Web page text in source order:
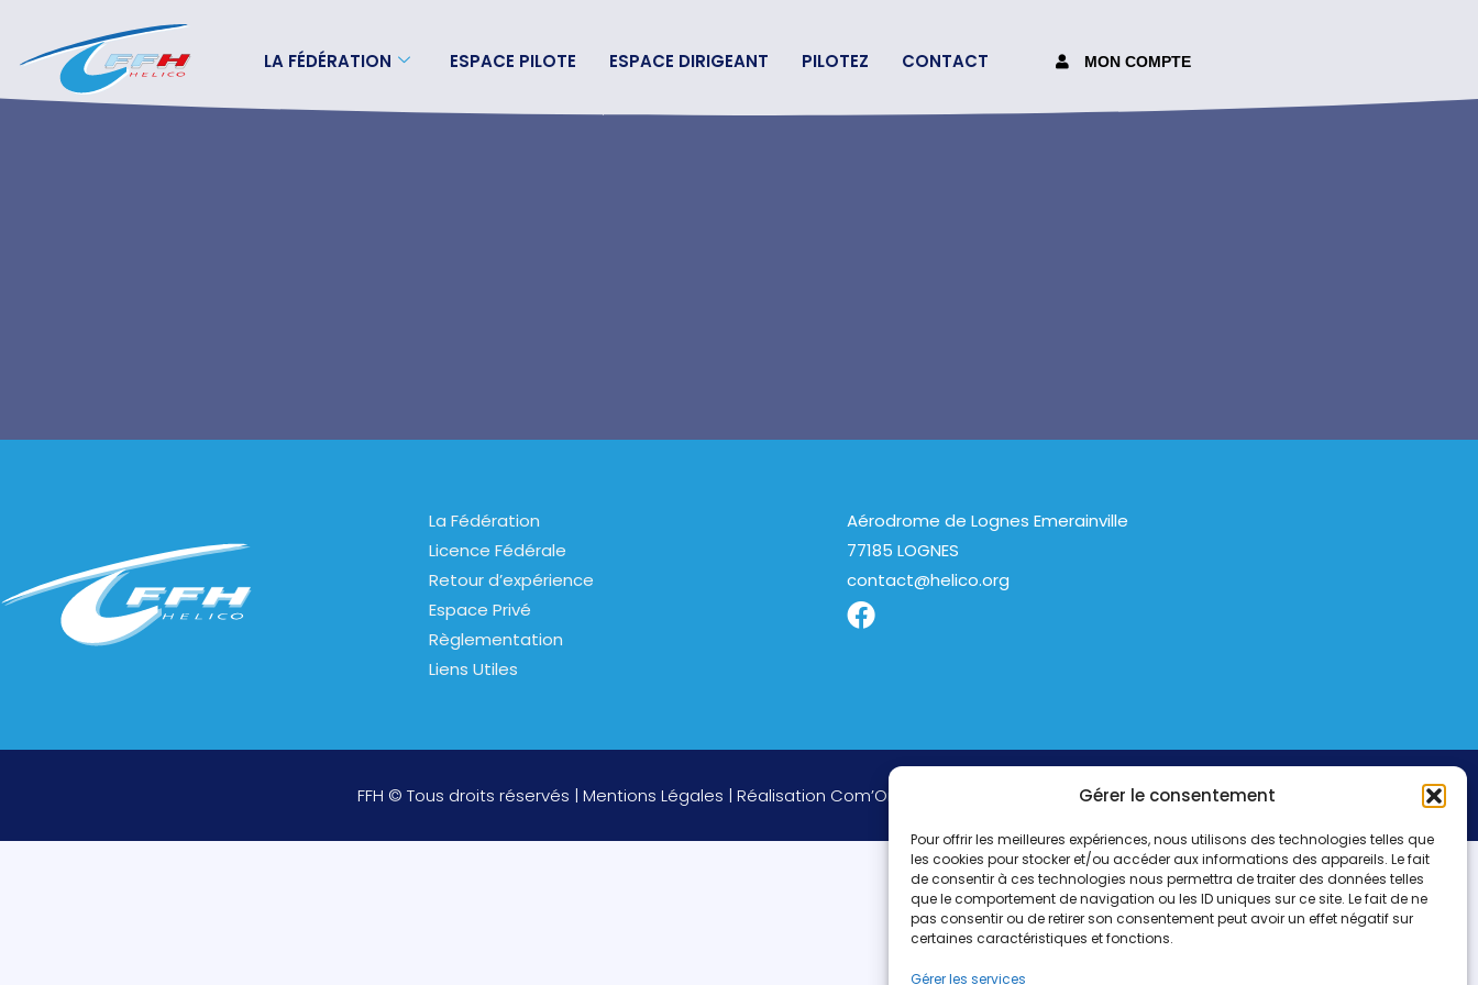
Gérer le consentement
Pour offrir les meilleures expériences, nous utilisons des technologies telles que
les cookies pour stocker et/ou accéder aux informations des appareils. Le fait
de consentir à ces technologies nous permettra de traiter des données telles
que le comportement de navigation ou les ID uniques sur ce site. Le fait de ne
pas consentir ou de retirer son consentement peut avoir un effet négatif sur
certaines caractéristiques et fonctions.
Gérer les services
LA FÉDÉRATION ESPACE PILOTE ESPACE DIRIGEANT PILOTEZ CONTACT MON COMPTE
La Fédération
Licence Fédérale
Retour d’expérience
Espace Privé
Règlementation
Liens Utiles
Aérodrome de Lognes Emerainville
77185 LOGNES
contact@helico.org
FFH © Tous droits réservés | Mentions Légales | Réalisation Com’On